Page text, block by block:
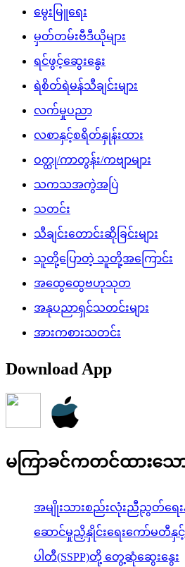
မွေးမြူရေး
မှတ်တမ်းဗီဒီယိုများ
ရင်ဖွင့်ဆွေးနွေး
ရဲစိတ်ရဲမန်သီချင်းများ
လက်မှုပညာ
လစာနှင့်စရိတ်နှုန်းထား
ဝတ္ထု/ကာတွန်း/ကဗျာများ
သကသအကွဲအပြဲ
သတင်း
သီချင်းတောင်းဆိုခြင်းများ
သူတို့ပြောတဲ့ သူတို့အကြောင်း
အထွေထွေဗဟုသုတ
အနုပညာရှင်သတင်းများ
အားကစားသတင်း
Download App
မကြာခင်ကတင်ထားသေ
အမျိုးသားစည်းလုံးညီညွတ်ရေးနှင့်
ဆောင်မှုညှိနှိုင်းရေးကော်မတီနှ
ပါတီ(SSPP)တို့ တွေ့ဆုံဆွေးနွေး